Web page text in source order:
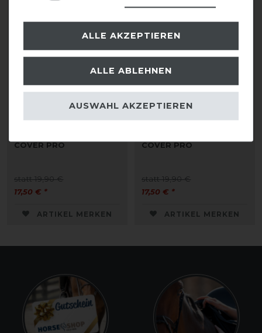
COVER PRO
statt 19,90 €
17,50 € *
ARTIKEL MERKEN
COVER PRO
statt 19,90 €
17,50 € *
ARTIKEL MERKEN
ALLE AKZEPTIEREN
ALLE ABLEHNEN
AUSWAHL AKZEPTIEREN